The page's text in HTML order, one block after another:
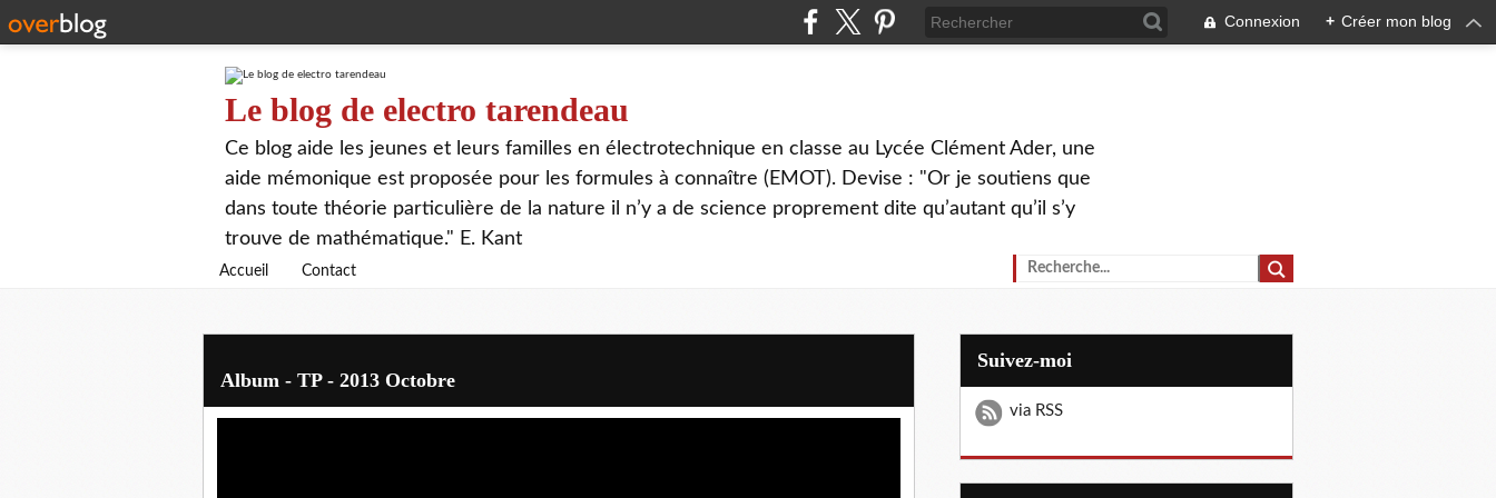
Connexion + Créer mon blog
Le blog de electro tarendeau
Ce blog aide les jeunes et leurs familles en électrotechnique en classe au Lycée Clément Ader, une
aide mémonique est proposée pour les formules à connaître (EMOT). Devise : "Or je soutiens que
dans toute théorie particulière de la nature il n’y a de science proprement dite qu’autant qu’il s’y
trouve de mathématique." E. Kant
Accueil Contact
Album - TP - 2013 Octobre
Suivez-moi
via RSS